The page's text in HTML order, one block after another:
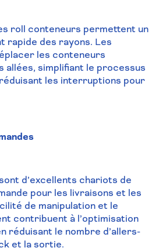
roll conteneurs permettent un
rapide des rayons. Les
les conteneurs
allées, simplifiant le processus
les interruptions pour
d’excellents chariots de
pour les livraisons et les
de manipulation et le
contribuent à l’optimisation
réduisant le nombre d’allers-
et la sortie.